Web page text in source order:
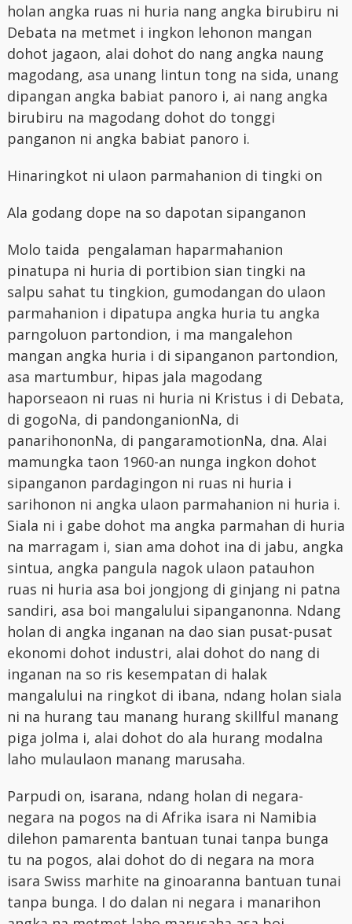
holan angka ruas ni huria nang angka birubiru ni
Debata na metmet i ingkon lehonon mangan
dohot jagaon, alai dohot do nang angka naung
magodang, asa unang lintun tong na sida, unang
dipangan angka babiat panoro i, ai nang angka
birubiru na magodang dohot do tonggi
panganon ni angka babiat panoro i.
Hinaringkot ni ulaon parmahanion di tingki on
Ala godang dope na so dapotan sipanganon
Molo taida pengalaman haparmahanion
pinatupa ni huria di portibion sian tingki na
salpu sahat tu tingkion, gumodangan do ulaon
parmahanion i dipatupa angka huria tu angka
parngoluon partondion, i ma mangalehon
mangan angka huria i di sipanganon partondion,
asa martumbur, hipas jala magodang
haporseaon ni ruas ni huria ni Kristus i di Debata,
di gogoNa, di pandonganionNa, di
panarihononNa, di pangaramotionNa, dna. Alai
mamungka taon 1960-an nunga ingkon dohot
sipanganon pardagingon ni ruas ni huria i
sarihonon ni angka ulaon parmahanion ni huria i.
Siala ni i gabe dohot ma angka parmahan di huria
na marragam i, sian ama dohot ina di jabu, angka
sintua, angka pangula nagok ulaon patauhon
ruas ni huria asa boi jongjong di ginjang ni patna
sandiri, asa boi mangalului sipanganonna. Ndang
holan di angka inganan na dao sian pusat-pusat
ekonomi dohot industri, alai dohot do nang di
inganan na so ris kesempatan di halak
mangalului na ringkot di ibana, ndang holan siala
ni na hurang tau manang hurang skillful manang
piga jolma i, alai dohot do ala hurang modalna
laho mulaulaon manang marusaha.
Parpudi on, isarana, ndang holan di negara-
negara na pogos na di Afrika isara ni Namibia
dilehon pamarenta bantuan tunai tanpa bunga
tu na pogos, alai dohot do di negara na mora
isara Swiss marhite na ginoaranna bantuan tunai
tanpa bunga. I do dalan ni negara i manarihon